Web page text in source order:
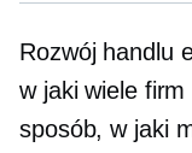
Rozwój handlu
w jaki wiele firm
sposób, w jaki